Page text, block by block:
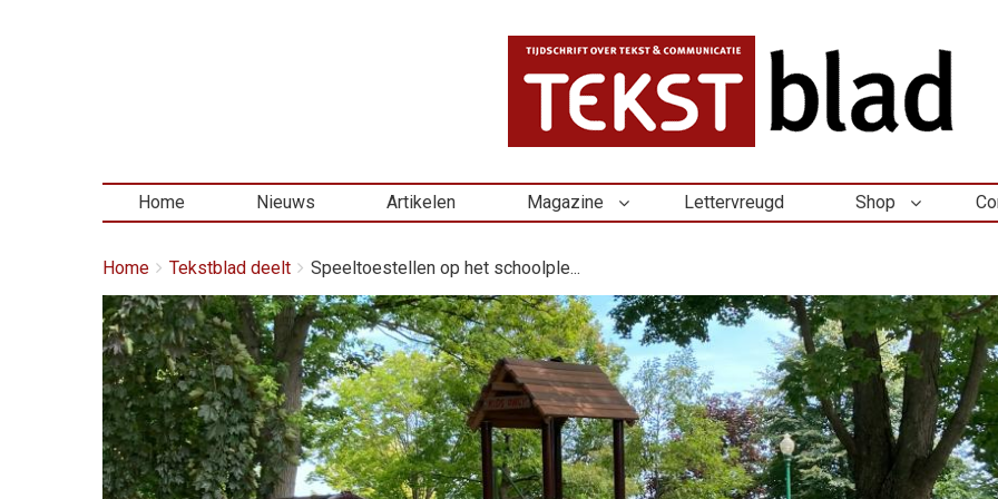
Home Nieuws Artikelen Magazine Lettervreugd Shop
Kruimelpad
You
here:
Home Tekstblad deelt
Speeltoestellen op het schoolple...
Afbeelding